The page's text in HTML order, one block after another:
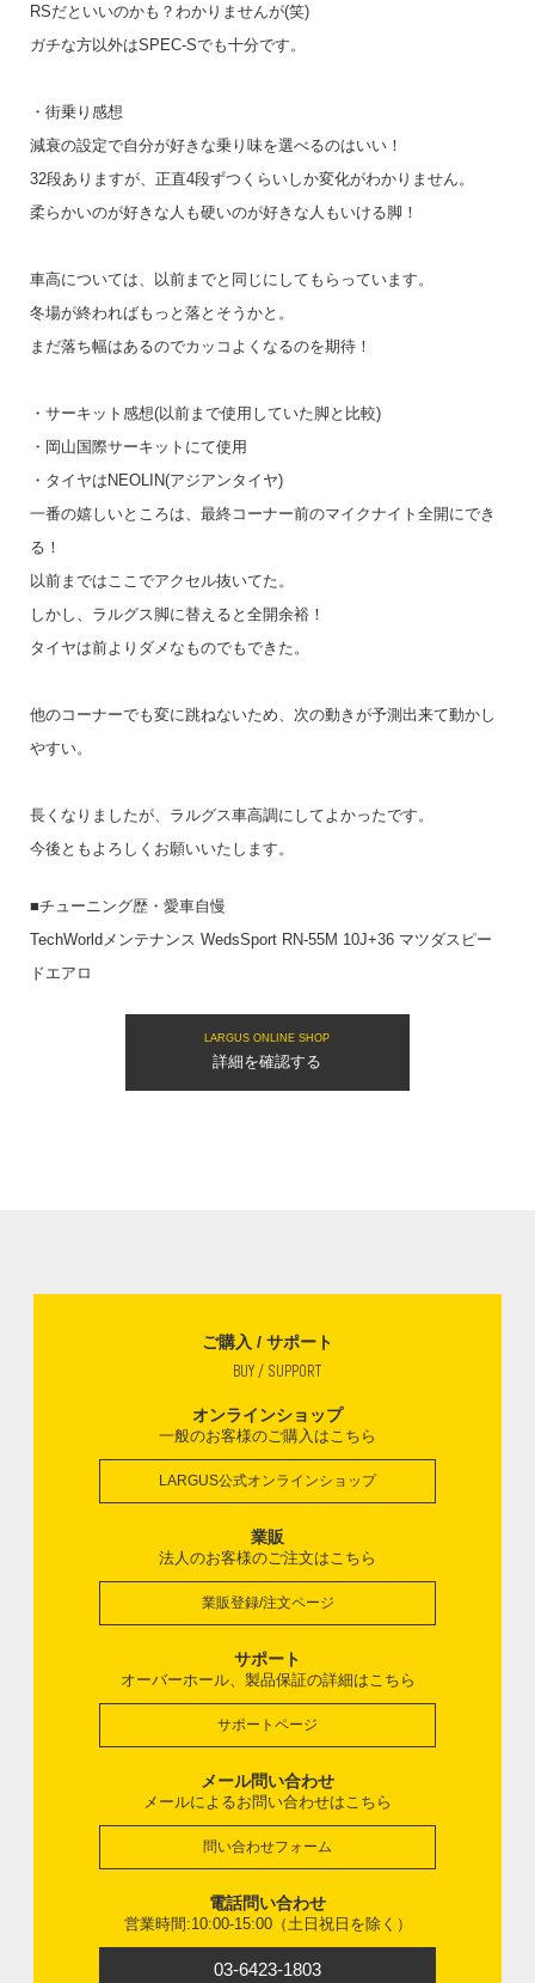
RSだといいのかも？わかりませんが(笑)
ガチな方以外はSPEC-Sでも十分です。
・街乗り感想
減衰の設定で自分が好きな乗り味を選べるのはいい！
32段ありますが、正直4段ずつくらいしか変化がわかりません。
柔らかいのが好きな人も硬いのが好きな人もいける脚！
車高については、以前までと同じにしてもらっています。
冬場が終わればもっと落とそうかと。
まだ落ち幅はあるのでカッコよくなるのを期待！
・サーキット感想(以前まで使用していた脚と比較)
・岡山国際サーキットにて使用
・タイヤはNEOLIN(アジアンタイヤ)
一番の嬉しいところは、最終コーナー前のマイクナイト全開にでき
る！
以前まではここでアクセル抜いてた。
しかし、ラルグス脚に替えると全開余裕！
タイヤは前よりダメなものでもできた。
他のコーナーでも変に跳ねないため、次の動きが予測出来て動かし
やすい。
長くなりましたが、ラルグス車高調にしてよかったです。
今後ともよろしくお願いいたします。
■チューニング歴・愛車自慢
TechWorldメンテナンス WedsSport RN-55M 10J+36 マツダスピー
ドエアロ
LARGUS ONLINE SHOP
詳細を確認する
ご購入 / サポート
BUY / SUPPORT
オンラインショップ
一般のお客様のご購入はこちら
LARGUS公式オンラインショップ
業販
法人のお客様のご注文はこちら
業販登録/注文ページ
サポート
オーバーホール、製品保証の詳細はこちら
サポートページ
メール問い合わせ
メールによるお問い合わせはこちら
問い合わせフォーム
電話問い合わせ
営業時間:10:00-15:00（土日祝日を除く）
03-6423-1803